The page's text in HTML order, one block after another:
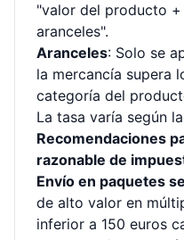
"valor del producto
aranceles".
Aranceles: Solo se
la mercancía supera
categoría del
La tasa varía según
Recomendaciones
razonable de
Envío en paquetes
de alto valor en
inferior a 150 euros